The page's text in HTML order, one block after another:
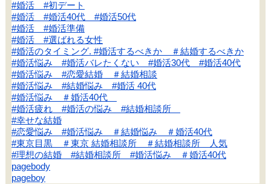
#婚活 #初デート
#婚活 #婚活40代 #婚活50代
#婚活 #婚活準備
#婚活 #選ばれる女性
#婚活のタイミング. #婚活するべきか ＃結婚するべきか
#婚活悩み #婚活バレたくない #婚活30代 #婚活40代
#婚活悩み #恋愛結婚 ＃結婚相談
#婚活悩み #結婚悩み #婚活 40代
#婚活悩み ＃婚活40代
#婚活疲れ #婚活の悩み #結婚相談所
#幸せな結婚
#恋愛悩み #婚活悩み ＃結婚悩み ＃婚活40代
#東京目黒 ＃東京 結婚相談所 ＃結婚相談所 人気
#理想の結婚 #結婚相談所 #婚活悩み ＃婚活40代
pagebody
pageboy